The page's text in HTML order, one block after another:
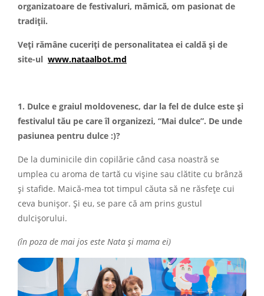
organizatoare de festivaluri, mămică, om pasionat de
tradiții.
Veți rămâne cuceriți de personalitatea ei caldă și de
site-ul www.nataalbot.md
1. Dulce e graiul moldovenesc, dar la fel de dulce este și
festivalul tău pe care îl organizezi, “Mai dulce”. De unde
pasiunea pentru dulce :)?
De la duminicile din copilărie când casa noastră se
umplea cu aroma de tartă cu vișine sau clătite cu brânză
și stafide. Maică-mea tot timpul căuta să ne răsfețe cui
ceva bunișor. Și eu, se pare că am prins gustul
dulcișorului.
(în poza de mai jos este Nata și mama ei)